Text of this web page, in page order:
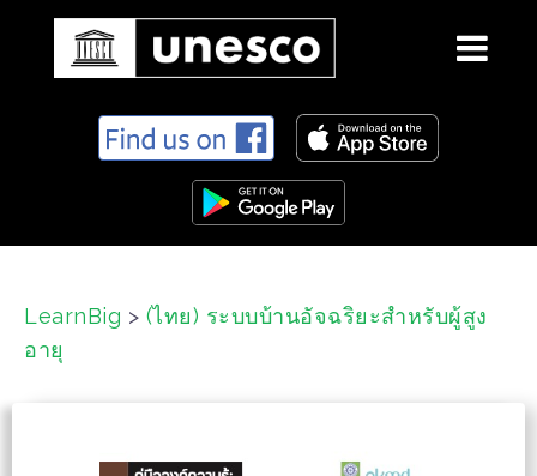
e
LearnBig > (ไทย) ระบบบ้านอัจฉริยะสำหรับผู้สูง
อายุ